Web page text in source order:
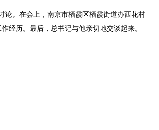
论。在会上，南京市栖霞区栖霞街道办西花村
经历。最后，总书记与他亲切地交谈起来。